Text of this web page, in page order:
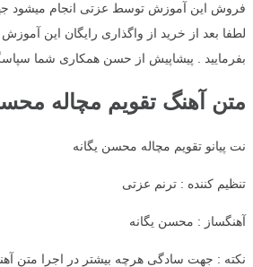
فروش این آموزش توسط عزتی انجام میشود
لطفا بعد از خرید از واگذاری رایگان این
بفرمایید . پیشاپیش از حسن همکاری شما
متن آهنگ تقویم مچاله
نت پیانو تقویم مچاله محسن یگانه
تنظیم کننده : ترنم عزتی
آهنگساز : محسن یگانه
نکته : جهت سادگی هرچه بیشتر در اجرا متن